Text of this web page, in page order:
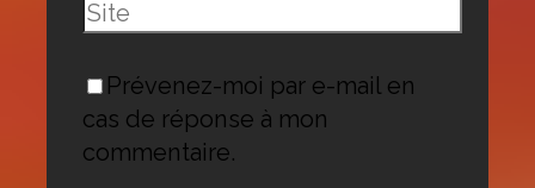
Site
Prévenez-moi par e-mail en
cas de réponse à mon
commentaire.